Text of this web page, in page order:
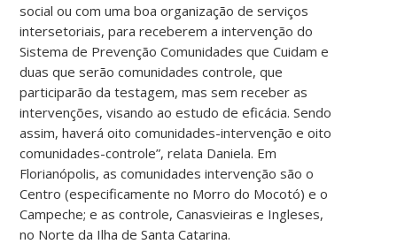
social ou com uma boa organização de serviços
intersetoriais, para receberem a intervenção do
Sistema de Prevenção Comunidades que Cuidam e
duas que serão comunidades controle, que
participarão da testagem, mas sem receber as
intervenções, visando ao estudo de eficácia. Sendo
assim, haverá oito comunidades-intervenção e oito
comunidades-controle”, relata Daniela. Em
Florianópolis, as comunidades intervenção são o
Centro (especificamente no Morro do Mocotó) e o
Campeche; e as controle, Canasvieiras e Ingleses,
no Norte da Ilha de Santa Catarina.